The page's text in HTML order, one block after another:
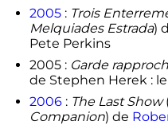
2005: Trois
Melquiades Estrada)
Pete Perkins
2005 : Garde
de Stephen Herek :
2006: The Last Show
Companion) de